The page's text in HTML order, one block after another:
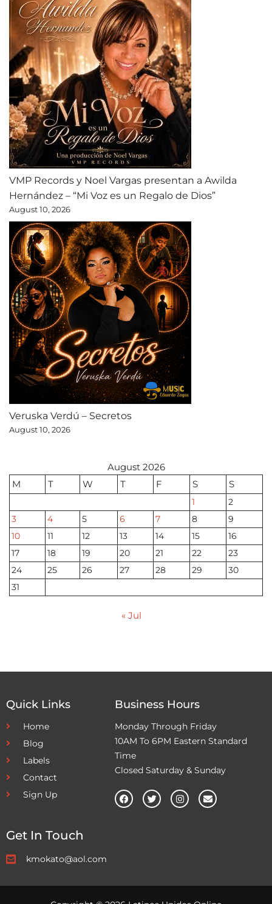
VMP Records y Noel Vargas presentan a Awilda
Hernández – “Mi Voz es un Regalo de Dios”
August 10, 2026
Veruska Verdú – Secretos
August 10, 2026
August 2026
M
T W T F S S
1
2
3
4 5 6 7 8
9
10
11 12 13 14 15
16
17
18 19 20 21 22
23
24
25 26 27 28 29
30
31
« Jul
Quick Links
Home
Blog
Labels
Contact
Sign Up
Business Hours
Monday Through Friday
10AM To 6PM Eastern Standard
Time
Closed Saturday & Sunday
Get In Touch
kmokato@aol.com